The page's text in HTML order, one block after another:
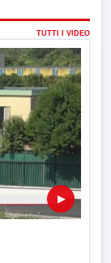
TUTTI I VIDEO
▶